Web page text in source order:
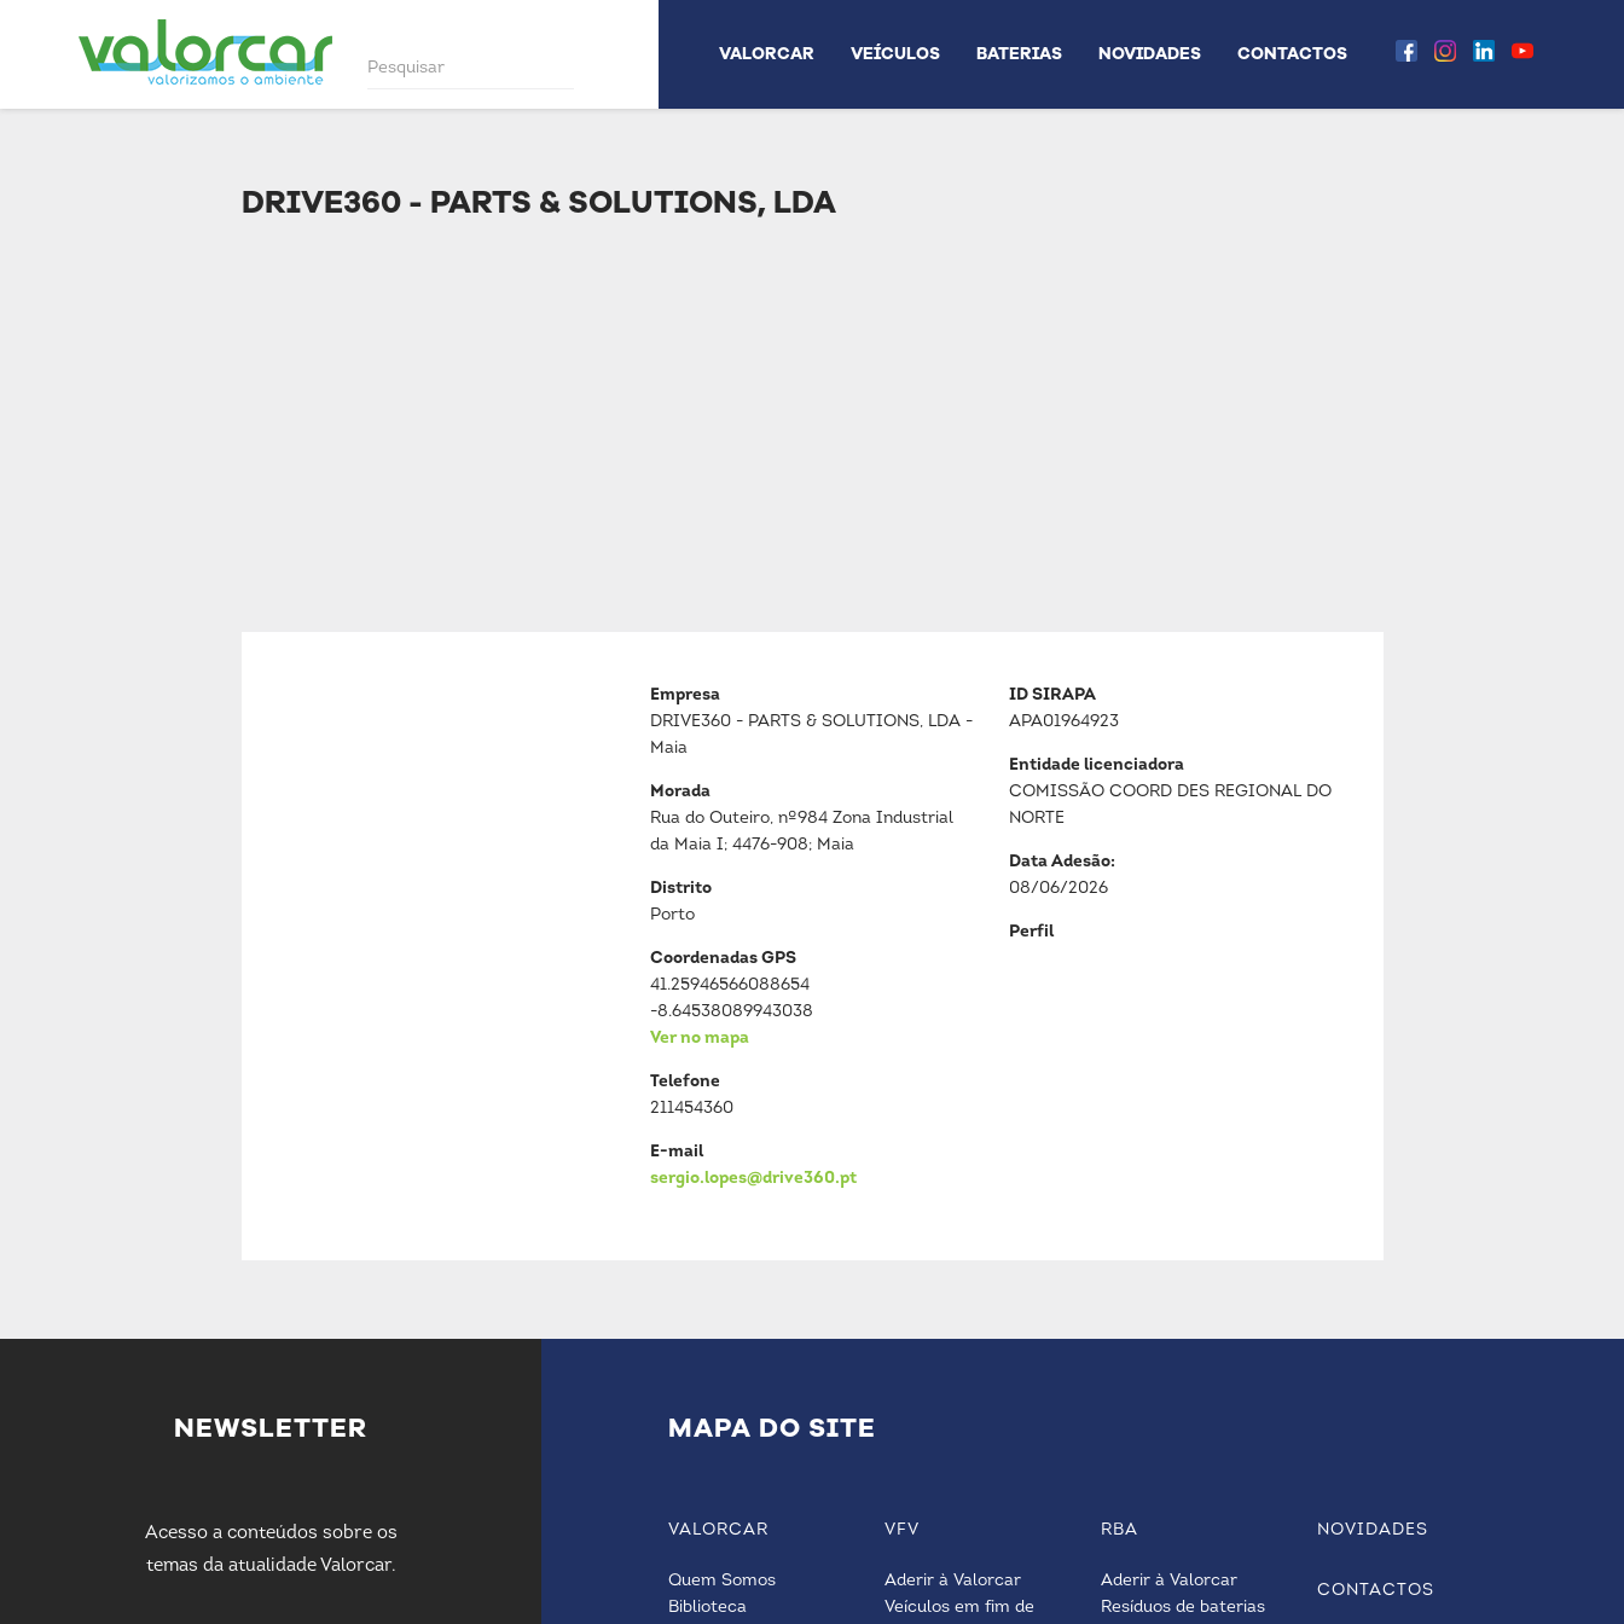
VALORCAR VEÍCULOS BATERIAS NOVIDADES CONTACTOS
DRIVE360 - PARTS & SOLUTIONS, LDA
Empresa
DRIVE360 - PARTS & SOLUTIONS, LDA -
Maia
Morada
Rua do Outeiro, nº984 Zona Industrial
da Maia I; 4476-908; Maia
Distrito
Porto
Coordenadas GPS
41.25946566088654
-8.64538089943038
Ver no mapa
Telefone
211454360
E-mail
sergio.lopes@drive360.pt
ID SIRAPA
APA01964923
Entidade licenciadora
COMISSÃO COORD DES REGIONAL DO
NORTE
Data Adesão:
08/06/2026
Perfil
NEWSLETTER
Acesso a conteúdos sobre os
temas da atualidade Valorcar.
MAPA DO SITE
VALORCAR
Quem Somos
Biblioteca
VFV
Aderir à Valorcar
Veículos em fim de
RBA
Aderir à Valorcar
Resíduos de baterias
NOVIDADES
CONTACTOS